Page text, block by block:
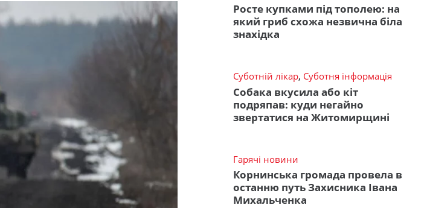
Росте купками під тополею: на
який гриб схожа незвична біла
знахідка
Суботній лікар, Суботня інформація
Собака вкусила або кіт
подряпав: куди негайно
звертатися на Житомирщині
Гарячі новини
Корнинська громада провела в
останню путь Захисника Івана
Михальченка